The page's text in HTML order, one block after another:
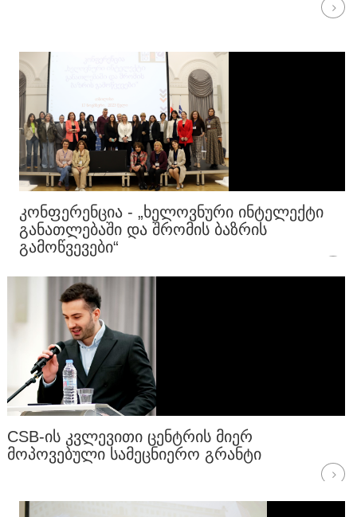
ᲙᲝᲜᲤᲔᲠᲔᲜᲪᲘᲐ - „ᲮᲔᲚᲝᲕᲜᲣᲠᲘ ᲘᲜᲢᲔᲚᲔᲥᲢᲘ
ᲒᲐᲜᲐᲗᲚᲔᲑᲐᲨᲘ ᲓᲐ ᲨᲠᲝᲛᲘᲡ ᲑᲐᲖᲠᲘᲡ
ᲒᲐᲛᲝᲬᲕᲔᲕᲔᲑᲘ“
CSB-ᲘᲡ ᲙᲕᲚᲔᲕᲘᲗᲘ ᲪᲔᲜᲢᲠᲘᲡ ᲛᲘᲔᲠ
ᲛᲝᲞᲝᲕᲔᲑᲣᲚᲘ ᲡᲐᲛᲔᲪᲜᲘᲔᲠᲝ ᲒᲠᲐᲜᲢᲘ